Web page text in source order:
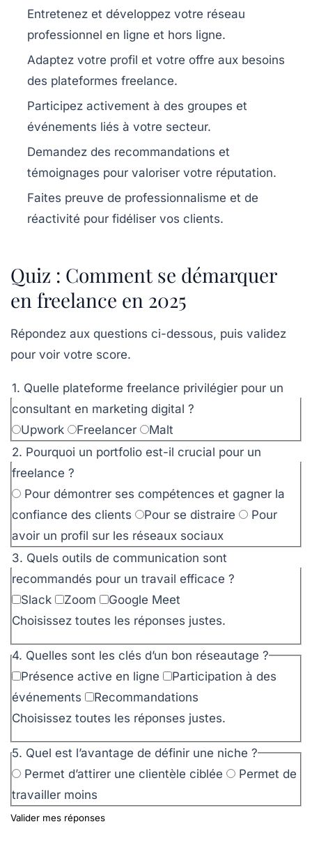
Entretenez et développez votre réseau
professionnel en ligne et hors ligne.
Adaptez votre profil et votre offre aux besoins
des plateformes freelance.
Participez activement à des groupes et
événements liés à votre secteur.
Demandez des recommandations et
témoignages pour valoriser votre réputation.
Faites preuve de professionnalisme et de
réactivité pour fidéliser vos clients.
Quiz : Comment se démarquer
en freelance en 2025
Répondez aux questions ci-dessous, puis validez
pour voir votre score.
1. Quelle plateforme freelance privilégier pour un
consultant en marketing digital ?
Upwork
Freelancer
Malt
2. Pourquoi un portfolio est-il crucial pour un
freelance ?
Pour démontrer ses compétences et gagner la
confiance des clients
Pour se distraire
Pour
avoir un profil sur les réseaux sociaux
3. Quels outils de communication sont
recommandés pour un travail efficace ?
Slack
Zoom
Google Meet
Choisissez toutes les réponses justes.
4. Quelles sont les clés d’un bon réseautage ?
Présence active en ligne
Participation à des
événements
Recommandations
Choisissez toutes les réponses justes.
5. Quel est l’avantage de définir une niche ?
Permet d’attirer une clientèle ciblée
Permet de
travailler moins
Valider mes réponses